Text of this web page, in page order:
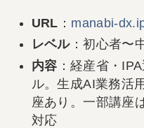
URL ： manabi-
レベル：初心者〜
内容 ：経産省・
ル。生成AI業務活
座あり。一部講座
対応